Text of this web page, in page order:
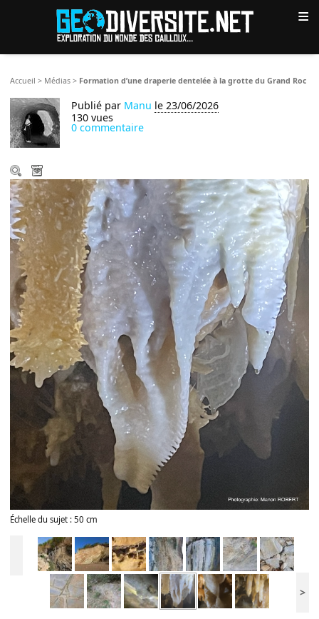
≡
Accueil > Médias > Formation d’une draperie dentelée à la grotte du Grand Roc
Publié par Manu le 23/06/2026
130 vues
0 commentaire
Échelle du sujet : 50 cm
>